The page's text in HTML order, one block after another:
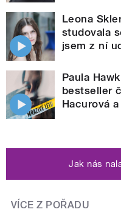
Leona
studovala
jsem z ní
Paula
bestseller
Hacurová
Jak nás
VÍCE Z POŘADU